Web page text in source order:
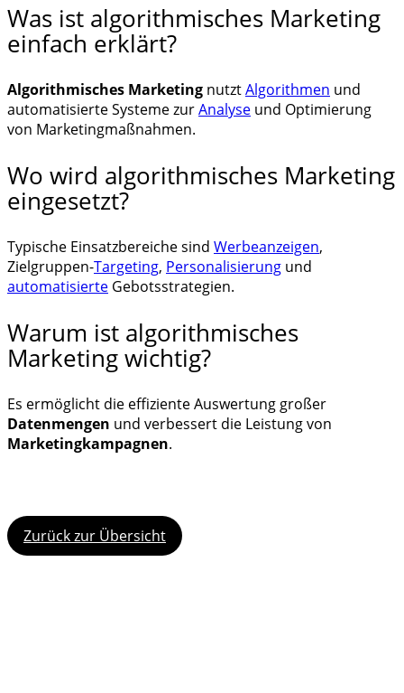
Was ist algorithmisches Marketing
einfach erklärt?
Algorithmisches Marketing nutztAlgorithmen und
automatisierte Systeme zurAnalyse und Optimierung
von Marketingmaßnahmen.
Wo wird algorithmisches Marketing
eingesetzt?
Typische Einsatzbereiche sind Werbeanzeigen,
Zielgruppen-Targeting, Personalisierung und
automatisierte Gebotsstrategien.
Warum ist algorithmisches
Marketing wichtig?
Es ermöglicht die effiziente Auswertung großer
Datenmengen und verbessert die Leistung von
Marketingkampagnen.
Zurück zur Übersicht